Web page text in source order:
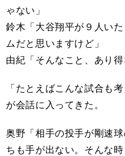
ゃない」
鈴木「大谷翔平が９人い
ムだと思いますけど」
由紀「そんなこと、あり得
「たとえばこんな試合も
が会話に入ってきた。
奥野「相手の投手が剛速
ちも手が出ない。そんな